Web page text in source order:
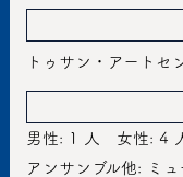
トゥサン・アートセ
男性: 1 人
女性: 4
アンサンブル他: ミ